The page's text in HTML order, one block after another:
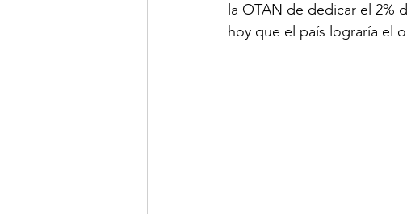
LINKS DE INTERES
la OTAN de dedicar el 2%
hoy que el país lograría el